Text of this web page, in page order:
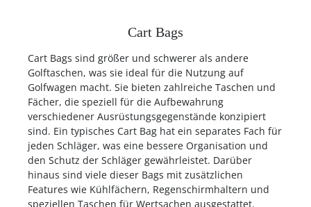
Cart Bags
Cart Bags sind größer und schwerer als andere
Golftaschen, was sie ideal für die Nutzung auf
Golfwagen macht. Sie bieten zahlreiche Taschen und
Fächer, die speziell für die Aufbewahrung
verschiedener Ausrüstungsgegenstände konzipiert
sind. Ein typisches Cart Bag hat ein separates Fach für
jeden Schläger, was eine bessere Organisation und
den Schutz der Schläger gewährleistet. Darüber
hinaus sind viele dieser Bags mit zusätzlichen
Features wie Kühlfächern, Regenschirmhaltern und
speziellen Taschen für Wertsachen ausgestattet.